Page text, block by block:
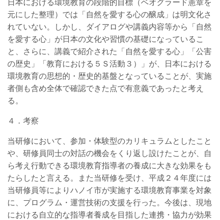
日本における環境教育の段階的目標（ベオグラード憲章を
元にした整理）では「自然を愛する心の醸成」は明文化さ
れていない。しかし、ダイアログや講義内容等から「自然
を愛する心」が日本の文化や習慣の基礎になっているこ
と、さらに、講義で紹介された「自然を愛する心」「公害
の歴史」「教育における５Ｓ活動 ３）
」が、日本における
環境教育の思想的・歴史的基盤となっていることが、実施
者側も含め全体で確認できた点で有意義であったと考え
る。
４．考察
当研修において、参加・体験型のカリキュラムとしたこと
や、研修員同士の対話の機会をくり返し設けたことが、自
ら考え行動できる環境教育指導者の養成に大きな効果をも
たらしたと言える。また当研修を受け、平成２４年度には
当研修員等によりハノイ市が実施する環境教育事業を対象
に、プログラム・運営技術の支援を行った。今後は、現地
における自立的な指導者養成を目指した連携・協力が効果